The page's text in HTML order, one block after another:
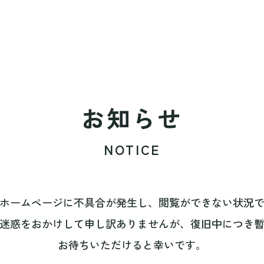
お知らせ
NOTICE
ームページに不具合が発生し、閲覧ができない状況で
惑をおかけして申し訳ありませんが、復旧中につき
お待ちいただけると幸いです。